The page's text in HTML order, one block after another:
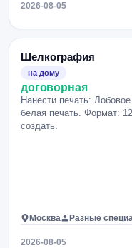
2026-08-05
Шелкография
на дому
договорная
Нанести печать:
белая печать. Формат:
создать.
Москва Разные
2026-08-05